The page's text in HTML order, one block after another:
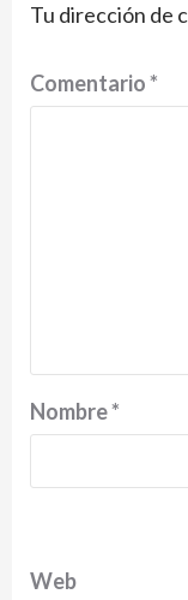
Tu dirección de
Comentario*
Nombre*
Web